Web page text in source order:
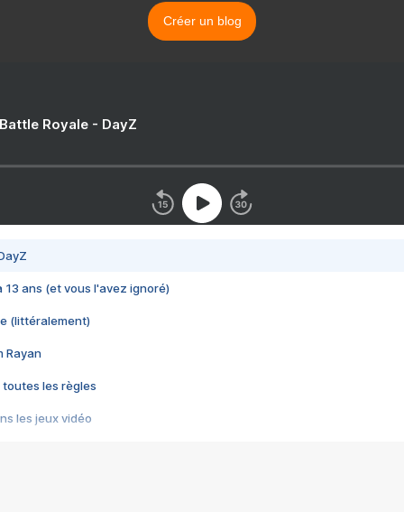
Créer un blog
Royale - DayZ
13 ans (et vous l'avez ignoré)
(littéralement)
Rayan
toutes les règles
les jeux vidéo